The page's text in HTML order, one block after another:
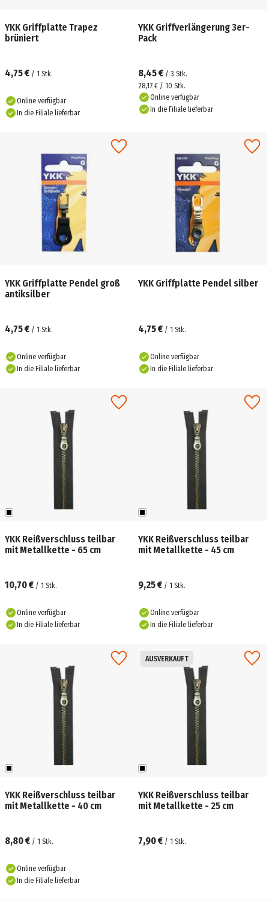
YKK Griffplatte Trapez
brüniert
4,75 € / 1 Stk.
Online verfügbar
In die Filiale lieferbar
YKK Griffverlängerung 3er-
Pack
8,45 € / 3 Stk.
28,17 € / 10 Stk.
Online verfügbar
In die Filiale lieferbar
YKK Griffplatte Pendel groß
antiksilber
4,75 € / 1 Stk.
Online verfügbar
In die Filiale lieferbar
YKK Griffplatte Pendel silber
4,75 € / 1 Stk.
Online verfügbar
In die Filiale lieferbar
YKK Reißverschluss teilbar
mit Metallkette - 65 cm
10,70 € / 1 Stk.
Online verfügbar
In die Filiale lieferbar
YKK Reißverschluss teilbar
mit Metallkette - 45 cm
9,25 € / 1 Stk.
Online verfügbar
In die Filiale lieferbar
YKK Reißverschluss teilbar
mit Metallkette - 40 cm
8,80 € / 1 Stk.
Online verfügbar
In die Filiale lieferbar
AUSVERKAUFT
YKK Reißverschluss teilbar
mit Metallkette - 25 cm
7,90 € / 1 Stk.